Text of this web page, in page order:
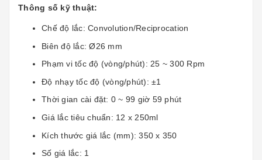
Thông số kỹ thuật:
Chế độ lắc: Convolution/Reciprocation
Biên độ lắc: Ø26 mm
Phạm vi tốc độ (vòng/phút): 25 ~ 300 Rpm
Độ nhạy tốc độ (vòng/phút): ±1
Thời gian cài đặt: 0 ~ 99 giờ 59 phút
Giá lắc tiêu chuẩn: 12 x 250ml
Kích thước giá lắc (mm): 350 x 350
Số giá lắc: 1